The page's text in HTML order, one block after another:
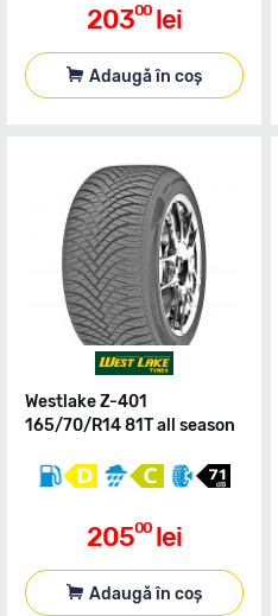
20300 lei
Adaugă în coș
Westlake Z-401
165/70/R14 81T all season
20500 lei
Adaugă în coș